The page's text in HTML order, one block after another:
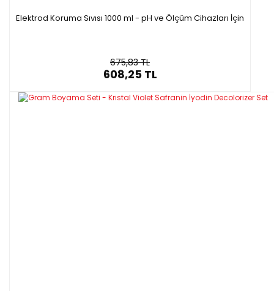
Elektrod Koruma Sıvısı 1000 ml - pH ve Ölçüm Cihazları İçin
675,83 TL
608,25 TL